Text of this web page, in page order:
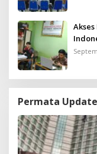
Permata Update